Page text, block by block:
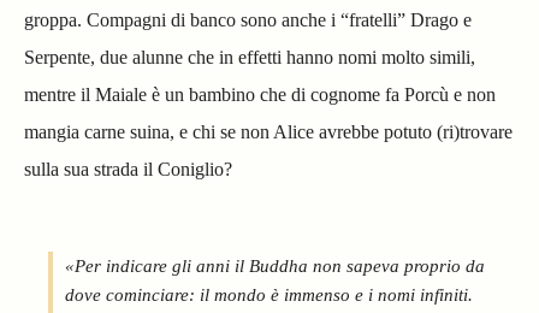
groppa. Compagni di banco sono anche i “fratelli” Drago e
Serpente, due alunne che in effetti hanno nomi molto simili,
mentre il Maiale è un bambino che di cognome fa Porcù e non
mangia carne suina, e chi se non Alice avrebbe potuto (ri)trovare
sulla sua strada il Coniglio?
«Per indicare gli anni il Buddha non sapeva proprio da
dove cominciare: il mondo è immenso e i nomi infiniti.